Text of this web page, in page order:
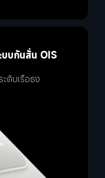
บกันสั่น OIS
ดับเรือธง